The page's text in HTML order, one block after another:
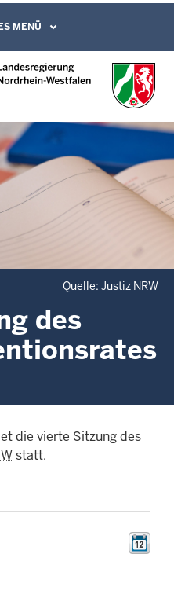
bei dem
des
MENÜ
Quelle: Justiz NRW
des
die vierte Sitzung des
statt.